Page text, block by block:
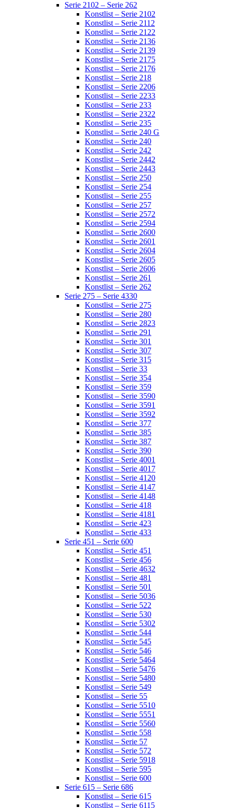
Serie 2102 – Serie 262
Konstlist – Serie 2102
Konstlist – Serie 2112
Konstlist – Serie 2122
Konstlist – Serie 2136
Konstlist – Serie 2139
Konstlist – Serie 2175
Konstlist – Serie 2176
Konstlist – Serie 218
Konstlist – Serie 2206
Konstlist – Serie 2233
Konstlist – Serie 233
Konstlist – Serie 2322
Konstlist – Serie 235
Konstlist – Serie 240 G
Konstlist – Serie 240
Konstlist – Serie 242
Konstlist – Serie 2442
Konstlist – Serie 2443
Konstlist – Serie 250
Konstlist – Serie 254
Konstlist – Serie 255
Konstlist – Serie 257
Konstlist – Serie 2572
Konstlist – Serie 2594
Konstlist – Serie 2600
Konstlist – Serie 2601
Konstlist – Serie 2604
Konstlist – Serie 2605
Konstlist – Serie 2606
Konstlist – Serie 261
Konstlist – Serie 262
Serie 275 – Serie 4330
Konstlist – Serie 275
Konstlist – Serie 280
Konstlist – Serie 2823
Konstlist – Serie 291
Konstlist – Serie 301
Konstlist – Serie 307
Konstlist – Serie 315
Konstlist – Serie 33
Konstlist – Serie 354
Konstlist – Serie 359
Konstlist – Serie 3590
Konstlist – Serie 3591
Konstlist – Serie 3592
Konstlist – Serie 377
Konstlist – Serie 385
Konstlist – Serie 387
Konstlist – Serie 390
Konstlist – Serie 4001
Konstlist – Serie 4017
Konstlist – Serie 4120
Konstlist – Serie 4147
Konstlist – Serie 4148
Konstlist – Serie 418
Konstlist – Serie 4181
Konstlist – Serie 423
Konstlist – Serie 433
Serie 451 – Serie 600
Konstlist – Serie 451
Konstlist – Serie 456
Konstlist – Serie 4632
Konstlist – Serie 481
Konstlist – Serie 501
Konstlist – Serie 5036
Konstlist – Serie 522
Konstlist – Serie 530
Konstlist – Serie 5302
Konstlist – Serie 544
Konstlist – Serie 545
Konstlist – Serie 546
Konstlist – Serie 5464
Konstlist – Serie 5476
Konstlist – Serie 5480
Konstlist – Serie 549
Konstlist – Serie 55
Konstlist – Serie 5510
Konstlist – Serie 5551
Konstlist – Serie 5560
Konstlist – Serie 558
Konstlist – Serie 57
Konstlist – Serie 572
Konstlist – Serie 5918
Konstlist – Serie 595
Konstlist – Serie 600
Serie 615 – Serie 686
Konstlist – Serie 615
Konstlist – Serie 6115